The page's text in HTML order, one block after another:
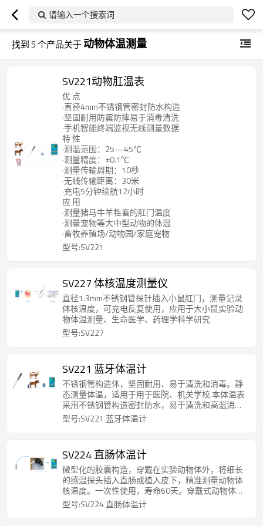
请输入一个搜索词
找到5个产品关于动物体温测量
SV221动物肛温表
优 点
·直径4mm不锈钢管密封防水构造
·坚固耐用防震防摔易于消毒清洗
·手机智能终端监视无线测量数据
特 性
·测温范围：25—45℃
·测量精度：±0.1℃
·测量传输周期：10秒
·无线传输距离：30米
·充电5分钟续航12小时
应 用
·测量猪马牛羊牲畜的肛门温度
·测量宠物等大中型动物的体温
·畜牧养殖场/动物园/家庭宠物
型号:SV221
SV227 体核温度测量仪
直径1.3mm不锈钢管探针插入小鼠肛门，测量记录
体核温度，可充电反复使用，应用于大小鼠实验动
物体温测量、生命医学、药理学科学研究
型号:SV227
SV221 蓝牙体温计
不锈钢管构造体，坚固耐用、易于清洗和消毒。静
态测量体温，适用于用于医院、机关学校.本体温表
采用不锈钢管构造密封防水，易于清洗和高温消
毒，适用于测人体肛门温度、口腔温度和腋下温
度，也特别适用于猪、马、牛、羊、狗等大中型动
型号:SV221 蓝牙体温计
SV224 直肠体温计
微型化的胶囊构造，穿戴在实验动物体外，将细长
的感温探头插入直肠或植入皮下，精准测量动物体
核温度。一次性使用，寿命60天。穿戴式动物体温
表微型化，大小与片状药物胶囊相同，重量1.2g、
密封防水。柔性的可弯曲的感温探头，插入动物的
型号:SV224 直肠体温计